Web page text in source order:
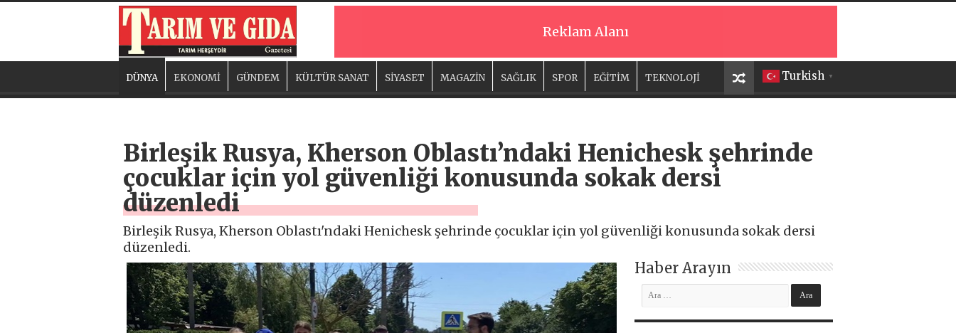
Reklam Alanı
Turkish ▼
DÜNYA EKONOMİ GÜNDEM KÜLTÜR SANAT SİYASET MAGAZİN SAĞLIK SPOR EĞİTİM TEKNOLOJİ
Birleşik Rusya, Kherson Oblastı’ndaki Henichesk şehrinde
çocuklar için yol güvenliği konusunda sokak dersi
düzenledi
Birleşik Rusya, Kherson Oblastı'ndaki Henichesk şehrinde çocuklar için yol güvenliği konusunda sokak dersi
düzenledi.
Haber Arayın